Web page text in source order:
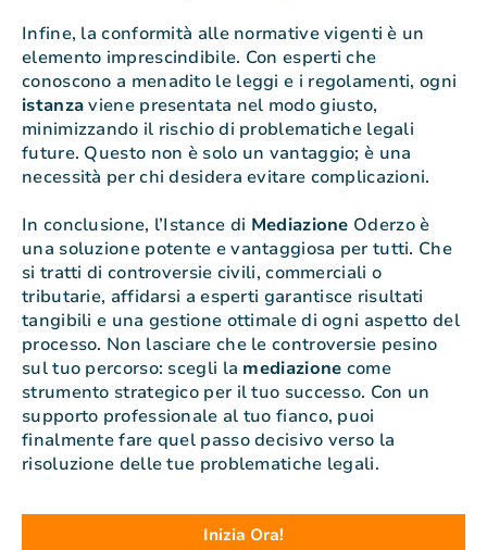
Infine, la conformità alle normative vigenti è un
elemento imprescindibile. Con esperti che
conoscono a menadito le leggi e i regolamenti, ogni
istanzaviene presentata nel modo giusto,
minimizzando il rischio di problematiche legali
future. Questo non è solo un vantaggio; è una
necessità per chi desidera evitare complicazioni.
In conclusione, l’Istance di Mediazione Oderzo è
una soluzione potente e vantaggiosa per tutti. Che
si tratti di controversie civili, commerciali o
tributarie, affidarsi a esperti garantisce risultati
tangibili e una gestione ottimale di ogni aspetto del
processo. Non lasciare che le controversie pesino
sul tuo percorso: scegli la mediazione come
strumento strategico per il tuo successo. Con un
supporto professionale al tuo fianco, puoi
finalmente fare quel passo decisivo verso la
risoluzione delle tue problematiche legali.
Inizia Ora!